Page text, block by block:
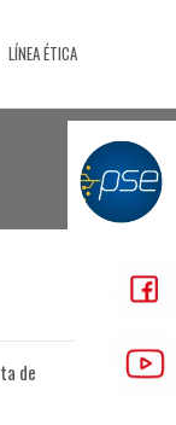
LÍNEA ÉTICA
de